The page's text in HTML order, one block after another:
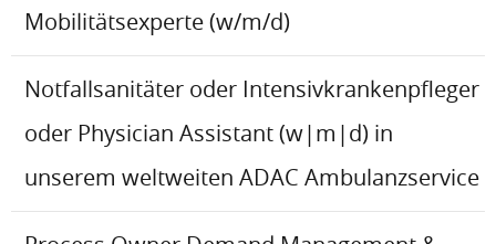
Mobilitätsexperte (w/m/d)
Notfallsanitäter oder Intensivkrankenpfleger
oder Physician Assistant (w|m|d) in
unserem weltweiten ADAC Ambulanzservice